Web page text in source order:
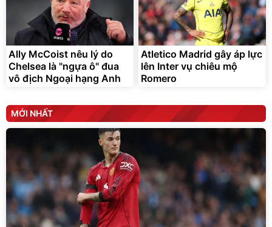
Ally McCoist nêu lý do
Chelsea là "ngựa ô" đua
vô địch Ngoại hạng Anh
Atletico Madrid gây áp lực
lên Inter vụ chiêu mộ
Romero
MỚI NHẤT